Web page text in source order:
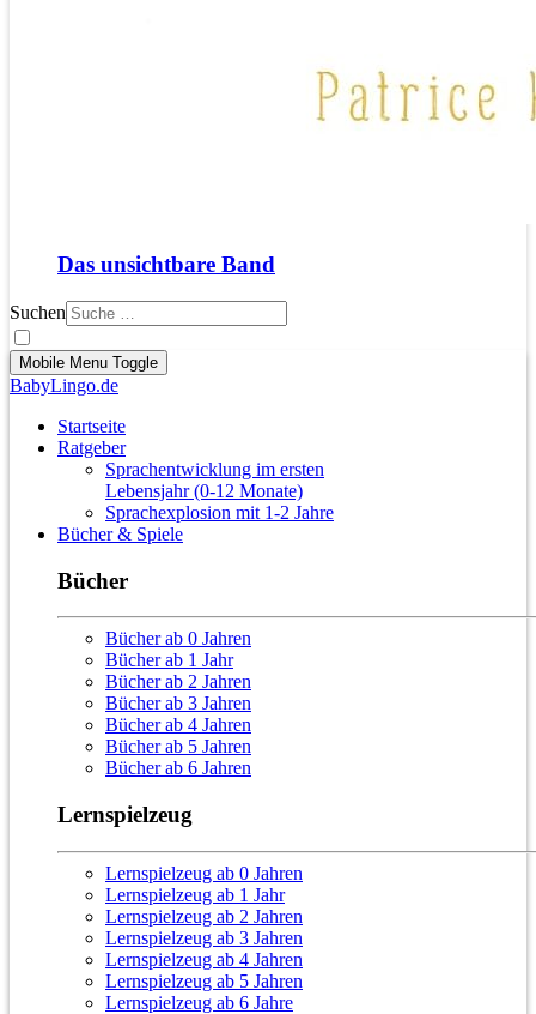
Das unsichtbare Band
Suchen
Mobile Menu Toggle
BabyLingo.de
Startseite
Ratgeber
Sprachentwicklung im ersten
Lebensjahr (0-12 Monate)
Sprachexplosion mit 1-2 Jahre
Bücher & Spiele
Bücher
Bücher ab 0 Jahren
Bücher ab 1 Jahr
Bücher ab 2 Jahren
Bücher ab 3 Jahren
Bücher ab 4 Jahren
Bücher ab 5 Jahren
Bücher ab 6 Jahren
Lernspielzeug
Lernspielzeug ab 0 Jahren
Lernspielzeug ab 1 Jahr
Lernspielzeug ab 2 Jahren
Lernspielzeug ab 3 Jahren
Lernspielzeug ab 4 Jahren
Lernspielzeug ab 5 Jahren
Lernspielzeug ab 6 Jahre